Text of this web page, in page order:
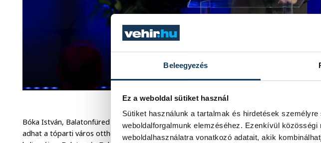
Beleegyezés
Ez a weboldal sütiket használ
Sütiket használunk a tartalmak és hirdetések
weboldalforgalmunk elemzéséhez. Ezenkívül
weboldalhasználatra vonatkozó adatait, akik
Káel Csaba ( Fotók: MTI/Mátyus Tamás)
Bóka István, Balatonfüred polgármestere nagy dolognak nevezte, hogy már második
adhat a tóparti város otthont a Magyar Mozgókép Fesztivál programjainak. Rengeteg